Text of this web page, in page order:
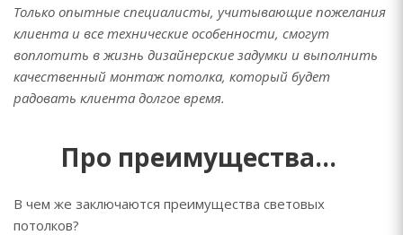
Только опытные специалисты, учитывающие пожелания
клиента и все технические особенности, смогут
воплотить в жизнь дизайнерские задумки и выполнить
качественный монтаж потолка, который будет
радовать клиента долгое время.
Про преимущества…
В чем же заключаются преимущества световых
потолков?